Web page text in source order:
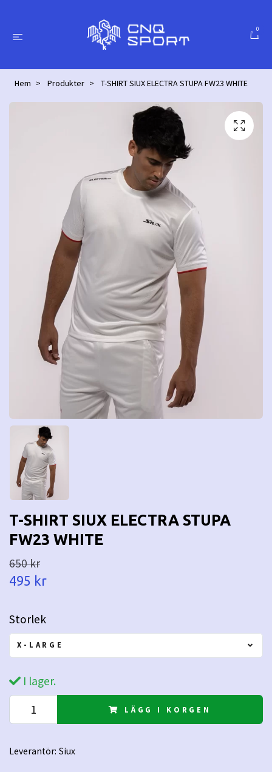
0
Hem Produkter T-SHIRT SIUX ELECTRA STUPA FW23 WHITE
T-SHIRT SIUX ELECTRA STUPA
FW23 WHITE
650 kr
495 kr
Storlek
X-LARGE
I lager.
LÄGG I KORGEN
Leverantör: Siux